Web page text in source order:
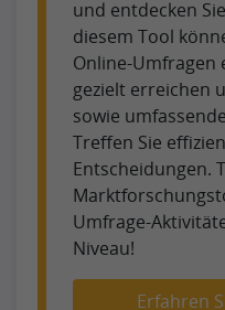
und entdecken
diesem Tool
Online-Umfragen
gezielt erreichen
sowie
Treffen Sie
Entscheidungen.
Umfrage-
Niveau!
Erfahren